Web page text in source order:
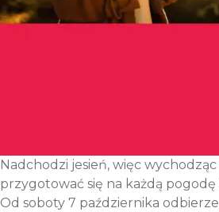
Nadchodzi jesień, więc
przygotować się na każdą pogodę
Od soboty 7 października